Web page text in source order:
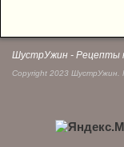
ШустрУжин - Рецепты
Copyright 2023 ШустрУжин.